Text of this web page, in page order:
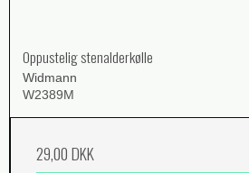
Oppustelig stenalderkølle
Widmann
W2389M
29,00 DKK